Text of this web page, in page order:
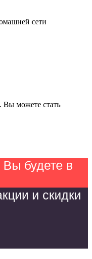
сети
Вы можете стать
будете в
и скидки